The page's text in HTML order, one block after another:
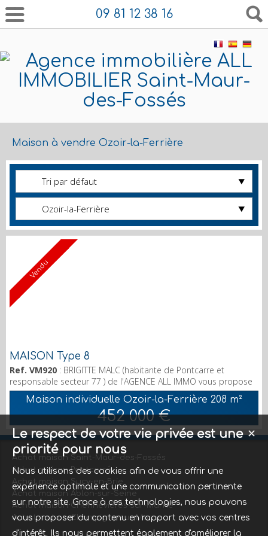
09 81 12 38 16
Maison à vendre Ozoir-la-Ferrière
Tri par défaut
Ozoir-la-Ferrière
Vendu
MAISON Type 8
Ref. VM920 : BRIGITTE MALC (habitante de Pontcarre et
responsable secteur 77 ) de l'AGENCE ALL IMMO vous propose
ce bien exceptionnel renové par ARCHITECTE situé quartier
ARCHEVECHE à OZOIR LA FERRIERE 77330 de 208 m2
habitables environ sur un terrain entièrement clos de 590 m2 -
Le rez-de-chaussée se compose d'une belle et VASTE entrée,
d'un bureau, WC, d'un GRAND SALON séjour de 50 m² environ,
lumi...
Maison individuelle Ozoir-la-Ferrière 208 m²
452 000 €
Achat maison Saint-Maur-des-Fossés
Achat maison Pontcarré
Achat maison Sucy-en-Brie
Achat maison Ablon-sur-Seine
Achat maison Chennevières-sur-Marne
Achat maison Champigny-sur-Marne
✕
Le respect de votre vie privée est une
priorité pour nous
Nous utilisons des cookies afin de vous offrir une
expérience optimale et une communication pertinente
sur notre site. Grace à ces technologies, nous pouvons
vous proposer du contenu en rapport avec vos centres
d'intérêt. Ils nous permettent également d'améliorer la